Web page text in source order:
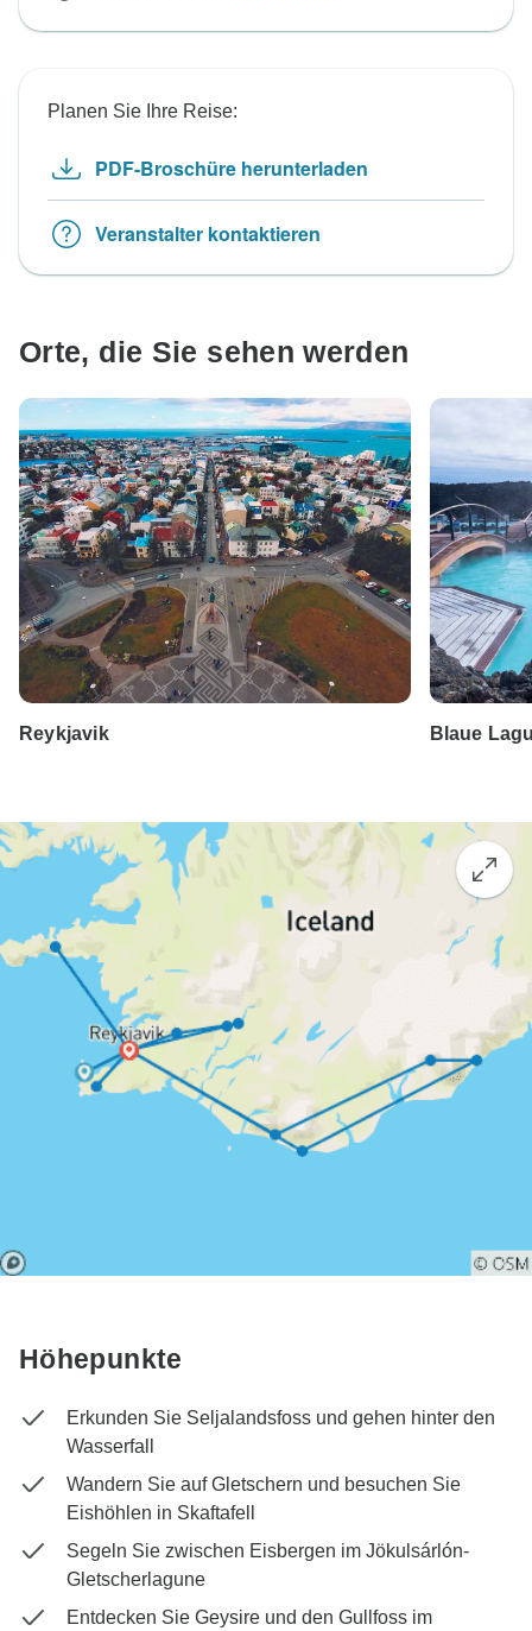
Planen Sie Ihre Reise:
PDF-Broschüre herunterladen
Veranstalter kontaktieren
Orte, die Sie sehen werden
Reykjavik Blaue
Höhepunkte
Erkunden Sie Seljalandsfoss und gehen hinter den
Wasserfall
Wandern Sie auf Gletschern und besuchen Sie
Eishöhlen in Skaftafell
Segeln Sie zwischen Eisbergen im Jökulsárlón-
Gletscherlagune
Entdecken Sie Geysire und den Gullfoss im